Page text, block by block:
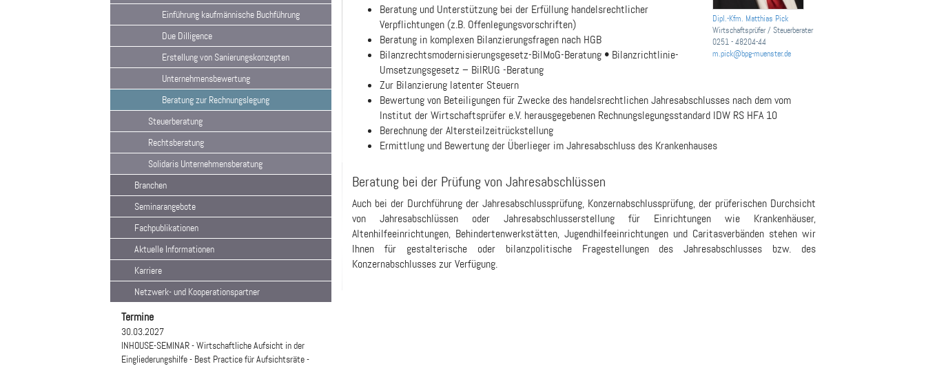
Einführung kaufmännische Buchführung
Due Dilligence
Erstellung von Sanierungskonzepten
Unternehmensbewertung
Beratung zur Rechnungslegung
Steuerberatung
Rechtsberatung
Solidaris Unternehmensberatung
Branchen
Seminarangebote
Fachpublikationen
Aktuelle Informationen
Karriere
Netzwerk- und Kooperationspartner
Termine
30.03.2027
INHOUSE-SEMINAR - Wirtschaftliche Aufsicht in der
Eingliederungshilfe - Best Practice für Aufsichtsräte -
Dipl.-Kfm. Matthias Pick
Wirtschaftsprüfer / Steuerberater
0251 - 48204-44
m.pick@bpg-muenster.de
Beratung und Unterstützung bei der Erfüllung handelsrechtlicher
Verpflichtungen (z.B. Offenlegungsvorschriften)
Beratung in komplexen Bilanzierungsfragen nach HGB
Bilanzrechtsmodernisierungsgesetz-BilMoG-Beratung • Bilanzrichtlinie-
Umsetzungsgesetz – BilRUG -Beratung
Zur Bilanzierung latenter Steuern
Bewertung von Beteiligungen für Zwecke des handelsrechtlichen Jahresabschlusses nach dem vom
Institut der Wirtschaftsprüfer e.V. herausgegebenen Rechnungslegungsstandard IDW RS HFA 10
Berechnung der Altersteilzeitrückstellung
Ermittlung und Bewertung der Überlieger im Jahresabschluss des Krankenhauses
Beratung bei der Prüfung von Jahresabschlüssen
Auch bei der Durchführung der Jahresabschlussprüfung, Konzernabschlussprüfung, der prüferischen Durchsicht
von Jahresabschlüssen oder Jahresabschlusserstellung für Einrichtungen wie Krankenhäuser,
Altenhilfeeinrichtungen, Behindertenwerkstätten, Jugendhilfeeinrichtungen und Caritasverbänden stehen wir
Ihnen für gestalterische oder bilanzpolitische Fragestellungen des Jahresabschlusses bzw. des
Konzernabschlusses zur Verfügung.